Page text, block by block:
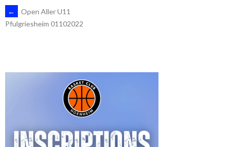
NAVIGATION
ARTICLES
←
Open Aller U11
Pfulgriesheim 01102022